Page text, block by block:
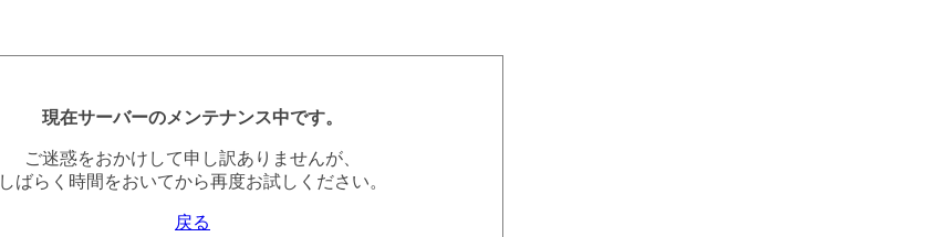
現在サーバーのメンテナンス中です。
ご迷惑をおかけして申し訳ありませんが、
しばらく時間をおいてから再度お試しください。
戻る